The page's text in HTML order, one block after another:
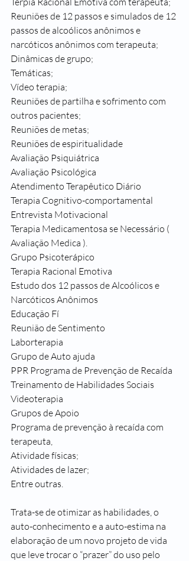
Reuniões de 12 passos e simulados de 12
passos de alcoólicos anônimos e
narcóticos anônimos com terapeuta;
Dinâmicas de grupo;
Temáticas;
Vídeo terapia;
Reuniões de partilha e sofrimento com
outros pacientes;
Reuniões de metas;
Reuniões de espiritualidade
Avaliação Psiquiátrica
Avaliação Psicológica
Atendimento Terapêutico Diário
Terapia Cognitivo-comportamental
Entrevista Motivacional
Terapia Medicamentosa se Necessário (
Avaliação Medica ).
Grupo Psicoterápico
Terapia Racional Emotiva
Estudo dos 12 passos de Alcoólicos e
Narcóticos Anônimos
Educação Fí
Reunião de Sentimento
Laborterapia
Grupo de Auto ajuda
PPR Programa de Prevenção de Recaída
Treinamento de Habilidades Sociais
Videoterapia
Grupos de Apoio
Programa de prevenção à recaída com
terapeuta,
Atividade físicas;
Atividades de lazer;
Entre outras.
Trata-se de otimizar as habilidades, o
auto-conhecimento e a auto-estima na
elaboração de um novo projeto de vida
que leve trocar o “prazer” do uso pelo